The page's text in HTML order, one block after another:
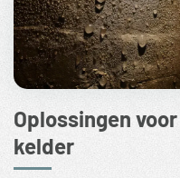
Oplossingen
kelder